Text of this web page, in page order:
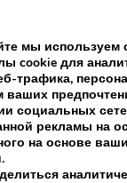
и
My booking
мы используем
cookie для
трафика,
ваших
социальных
рекламы на
на основе